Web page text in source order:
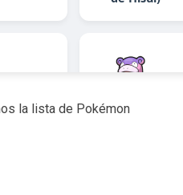
la lista de Pokémon